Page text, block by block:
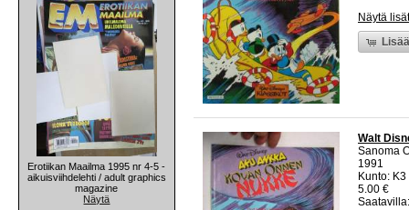
Erotiikan Maailma 1995 nr 4-5 -
aikuisviihdelehti / adult graphics
magazine
Näytä
Näytä
Walt
Sanoma
1991
Kunto:
5.00 €